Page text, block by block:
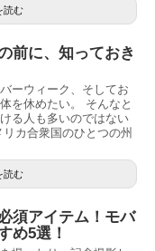
読む
前に、知っておき
ーウィーク、そしてお
を休めたい。 そんなと
る人も多いのではない
カ合衆国のひとつの州
読む
須アイテム！モバ
め5選！